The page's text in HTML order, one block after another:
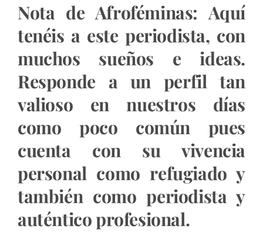
Nota de Afroféminas: Aquí
tenéis a este periodista, con
muchos sueños e ideas.
Responde a un perfil tan
valioso en nuestros días
como poco común pues
cuenta con su vivencia
personal como refugiado y
también como periodista y
auténtico profesional.